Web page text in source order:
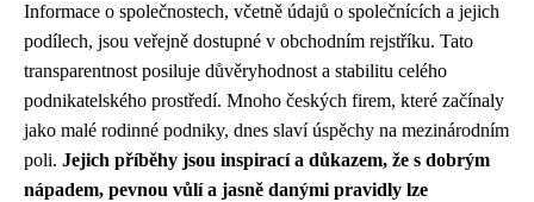
Informace o společnostech, včetně údajů o společnících a jejich
podílech, jsou veřejně dostupné v obchodním rejstříku. Tato
transparentnost posiluje důvěryhodnost a stabilitu celého
podnikatelského prostředí. Mnoho českých firem, které začínaly
jako malé rodinné podniky, dnes slaví úspěchy na mezinárodním
poli. Jejich příběhy jsou inspirací a důkazem, že s dobrým
nápadem, pevnou vůlí a jasně danými pravidly lze